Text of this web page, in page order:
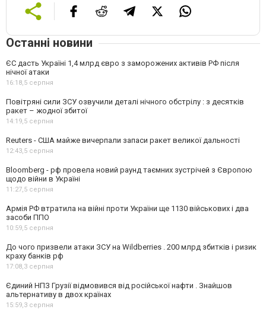
Останні новини
ЄС дасть Україні 1,4 млрд євро з заморожених активів РФ після
нічної атаки
16:18,5 серпня
Повітряні сили ЗСУ озвучили деталі нічного обстрілу : з десятків
ракет – жодної збитої
14:19,5 серпня
Reuters - США майже вичерпали запаси ракет великої дальності
12:43,5 серпня
Bloomberg - рф провела новий раунд таємних зустрічей з Європою
щодо війни в Україні
11:27,5 серпня
Армія РФ втратила на війні проти України ще 1130 військових і два
засоби ППО
10:59,5 серпня
До чого призвели атаки ЗСУ на Wildberries . 200 млрд збитків і ризик
краху банків рф
17:08,3 серпня
Єдиний НПЗ Грузії відмовився від російської нафти . Знайшов
альтернативу в двох країнах
15:59,3 серпня